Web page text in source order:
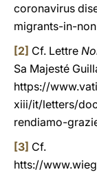
coronavirus
migrants-in-
[2] Cf. Lettre
Sa Majesté
https://
xiii/it/letters/
rendiamo-
[3] Cf.
htts://